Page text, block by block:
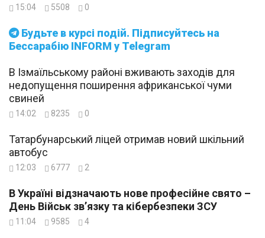
Будьте в курсі подій. Підписуйтесь на
Бессарабію INFORM у Telegram
15:04 5508 0
В Ізмаїльському районі вживають заходів для
недопущення поширення африканської чуми
свиней
14:02 8235 0
Татарбунарський ліцей отримав новий шкільний
автобус
12:03 6777 2
В Україні відзначають нове професійне свято –
День Військ зв’язку та кібербезпеки ЗСУ
11:04 9585 4